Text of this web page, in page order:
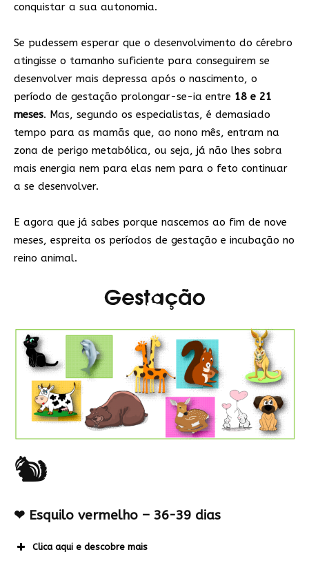
conquistar a sua autonomia.
Se pudessem esperar que o desenvolvimento do cérebro
atingisse o tamanho suficiente para conseguirem se
desenvolver mais depressa após o nascimento, o
período de gestação prolongar-se-ia entre 18 e 21
meses. Mas, segundo os especialistas, é demasiado
tempo para as mamãs que, ao nono mês, entram na
zona de perigo metabólica, ou seja, já não lhes sobra
mais energia nem para elas nem para o feto continuar
a se desenvolver.
E agora que já sabes porque nascemos ao fim de nove
meses, espreita os períodos de gestação e incubação no
reino animal.
Gestação
🐿
❤ Esquilo vermelho – 36-39 dias
Clica aqui e descobre mais